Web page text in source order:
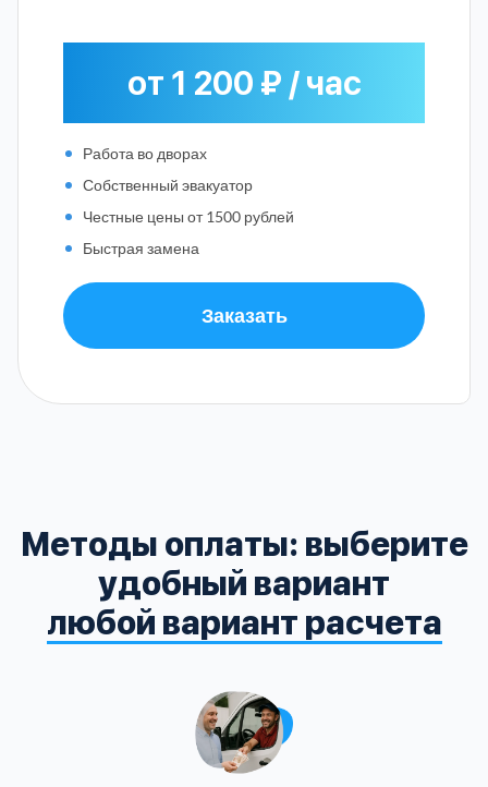
от 1 200 ₽ / час
Работа во дворах
Собственный эвакуатор
Честные цены от 1500 рублей
Быстрая замена
Заказать
Методы оплаты: выберите
удобный вариант
любой вариант расчета